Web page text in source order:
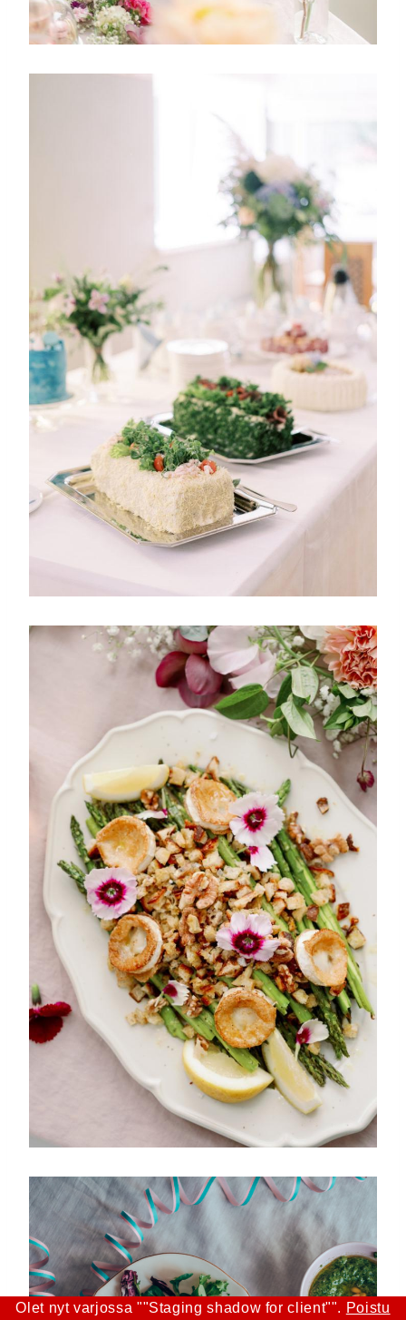
Olet nyt varjossa ""Staging shadow for client"". Poistu